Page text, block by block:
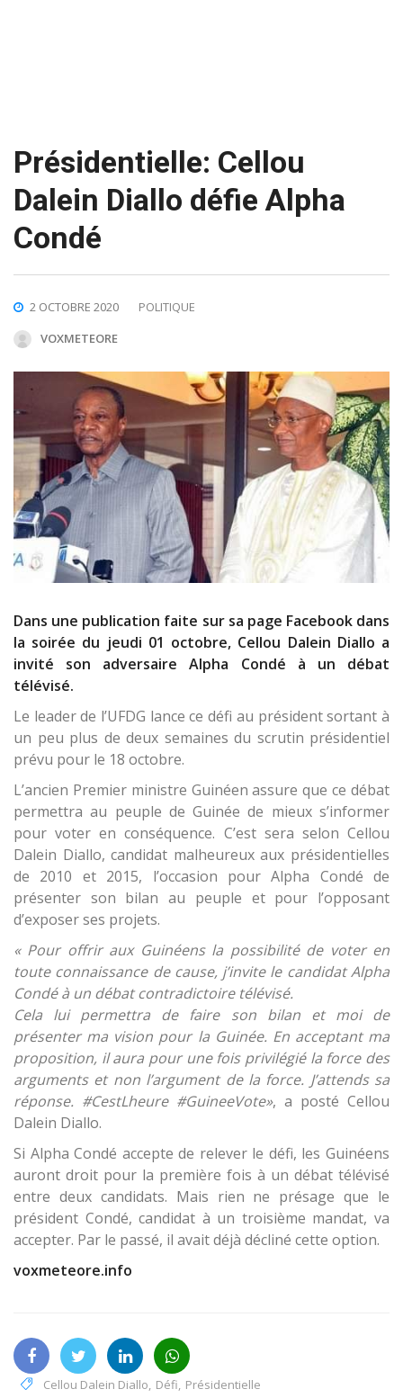
Présidentielle: Cellou
Dalein Diallo défie Alpha
Condé
2 OCTOBRE 2020
POLITIQUE
VOXMETEORE
Dans une publication faite sur sa page Facebook dans
la soirée du jeudi 01 octobre, Cellou Dalein Diallo a
invité son adversaire Alpha Condé à un débat
télévisé.
Le leader de l’UFDG lance ce défi au président sortant à
un peu plus de deux semaines du scrutin présidentiel
prévu pour le 18 octobre.
L’ancien Premier ministre Guinéen assure que ce débat
permettra au peuple de Guinée de mieux s’informer
pour voter en conséquence. C’est sera selon Cellou
Dalein Diallo, candidat malheureux aux présidentielles
de 2010 et 2015, l’occasion pour Alpha Condé de
présenter son bilan au peuple et pour l’opposant
d’exposer ses projets.
« Pour offrir aux Guinéens la possibilité de voter en
toute connaissance de cause, j’invite le candidat Alpha
Condé à un débat contradictoire télévisé.
Cela lui permettra de faire son bilan et moi de
présenter ma vision pour la Guinée. En acceptant ma
proposition, il aura pour une fois privilégié la force des
arguments et non l’argument de la force. J’attends sa
réponse. #CestLheure #GuineeVote», a posté Cellou
Dalein Diallo.
Si Alpha Condé accepte de relever le défi, les Guinéens
auront droit pour la première fois à un débat télévisé
entre deux candidats. Mais rien ne présage que le
président Condé, candidat à un troisième mandat, va
accepter. Par le passé, il avait déjà décliné cette option.
voxmeteore.info
Cellou Dalein Diallo, Défi, Présidentielle